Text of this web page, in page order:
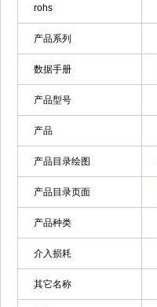
rohs
产品系列
数据手册
产品型号
产品
产品目录绘图
产品目录页面
产品种类
介入损耗
其它名称